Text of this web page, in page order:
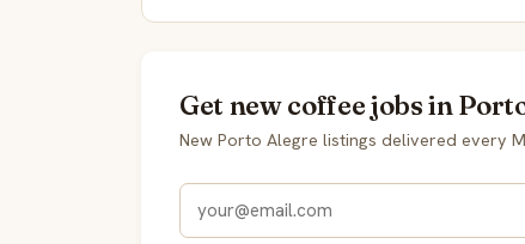
Get new coffee jobs in
New Porto Alegre listings delivered every